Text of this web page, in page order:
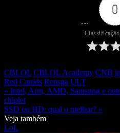
0
CBLOL CBLOL Academy CNB
Red Canids Rensga ULT
« Intel, Arm, AMD, Samsung e
chiplet
SSD ou HD: qual o melhor? »
Veja também
LoL